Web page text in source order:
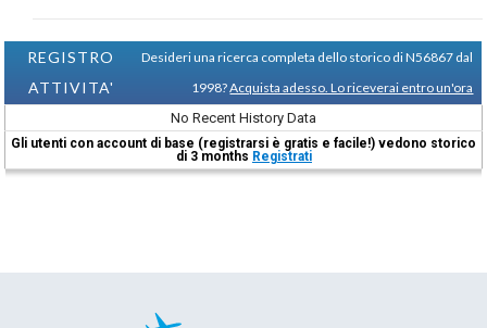
REGISTRO
ATTIVITA'
Desideri una ricerca completa dello storico di N56867 dal
1998?Acquista adesso. Lo riceverai entro un'ora
No Recent History Data
Gli utenti con account di base (registrarsi è gratis e facile!) vedono storico
di 3 months Registrati